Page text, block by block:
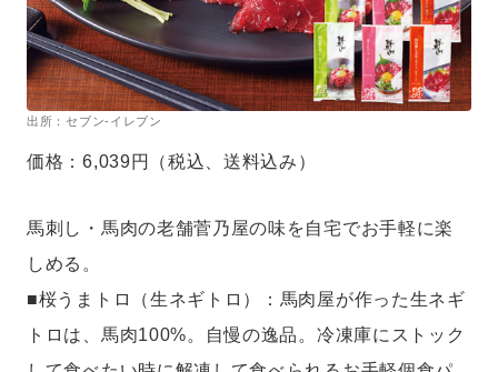
出所：セブン-イレブン
価格：6,039円（税込、送料込み）
馬刺し・馬肉の老舗菅乃屋の味を自宅でお手軽に楽
しめる。
■桜うまトロ（生ネギトロ）：馬肉屋が作った生ネギ
トロは、馬肉100%。自慢の逸品。冷凍庫にストック